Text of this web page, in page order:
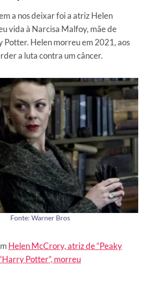
a nos deixar foi a atriz Helen
vida à Narcisa Malfoy, mãe de
Potter. Helen morreu em 2021, aos
a luta contra um câncer.
Fonte: Warner Bros
Helen McCrory, atriz de “Peaky
Potter”, morreu